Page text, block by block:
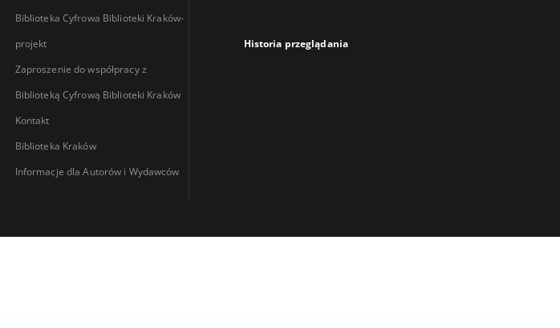
Biblioteka Cyfrowa Biblioteki Kraków-
projekt
Zaproszenie do współpracy z
Biblioteką Cyfrową Biblioteki Kraków
Kontakt
Biblioteka Kraków
Informacje dla Autorów i Wydawców
Historia przeglądania